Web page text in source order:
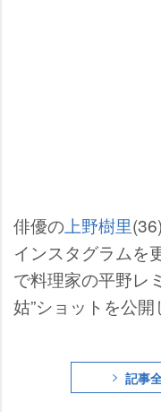
俳優の 上野樹里
インスタグラムを
で料理家の平野レ
姑”ショットを公開
記事